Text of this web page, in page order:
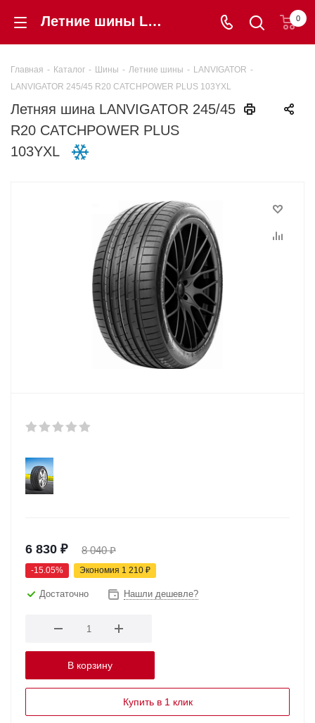
Летние шины LANVIGATOR 245/45 R20 CATCHPOWER PLUS 103YXL купить в интернет-магазине «Шинторг» в Калининграде 0
Главная - Каталог - Шины - Летние шины - LANVIGATOR -
LANVIGATOR 245/45 R20 CATCHPOWER PLUS 103YXL
Летняя шина LANVIGATOR 245/45
R20 CATCHPOWER PLUS
103YXL
6 830 ₽ 8 040₽
-15.05% Экономия 1 210 ₽
Достаточно Нашли дешевле?
В корзину
Купить в 1 клик